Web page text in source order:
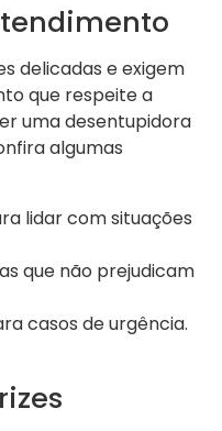
delicadas e exigem
que respeite a
uma desentupidora
algumas
lidar com situações
que não prejudicam
casos de urgência.